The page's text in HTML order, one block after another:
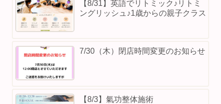
【8/31】英語でリトミック♪リトミ
ングリッシュ♪1歳からの親子クラス
7/30（木）閉店時間変更のお知らせ
【8/3】⁡氣功整体施術